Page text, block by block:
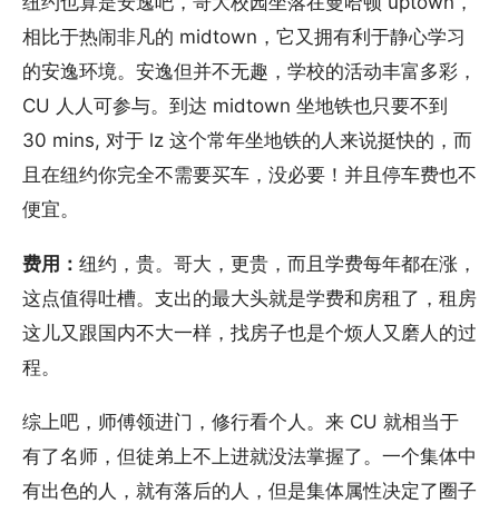
相比于热闹非凡的 midtown，它又拥有利于静心学习
的安逸环境。安逸但并不无趣，学校的活动丰富多彩，
CU 人人可参与。到达 midtown 坐地铁也只要不到
30 mins, 对于 lz 这个常年坐地铁的人来说挺快的，而
且在纽约你完全不需要买车，没必要！并且停车费也不
便宜。
费用： 纽约，贵。哥大，更贵，而且学费每年都在涨，
这点值得吐槽。支出的最大头就是学费和房租了，租房
这儿又跟国内不大一样，找房子也是个烦人又磨人的过
程。
综上吧，师傅领进门，修行看个人。来 CU 就相当于
有了名师，但徒弟上不上进就没法掌握了。一个集体中
有出色的人，就有落后的人，但是集体属性决定了圈子